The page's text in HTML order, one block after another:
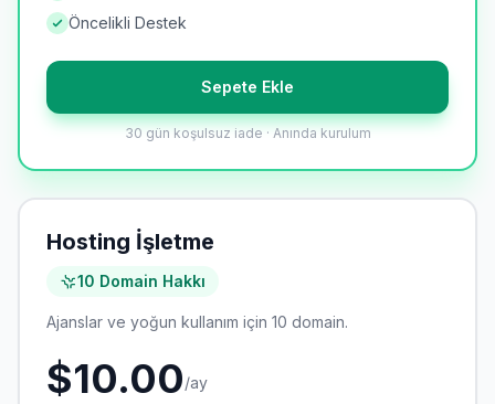
Öncelikli Destek
Sepete Ekle
30 gün koşulsuz iade · Anında kurulum
Hosting İşletme
10 Domain Hakkı
Ajanslar ve yoğun kullanım için 10 domain.
$10.00/ay